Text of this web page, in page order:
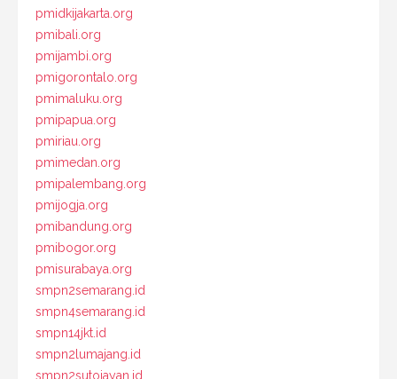
pmidkijakarta.org
pmibali.org
pmijambi.org
pmigorontalo.org
pmimaluku.org
pmipapua.org
pmiriau.org
pmimedan.org
pmipalembang.org
pmijogja.org
pmibandung.org
pmibogor.org
pmisurabaya.org
smpn2semarang.id
smpn4semarang.id
smpn14jkt.id
smpn2lumajang.id
smpn2sutojayan.id